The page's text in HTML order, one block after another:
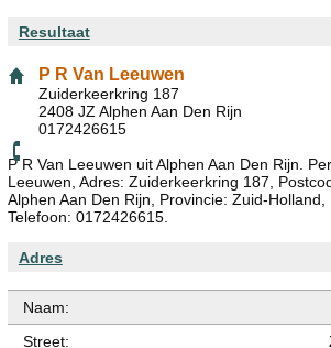
Resultaat
P R Van Leeuwen
Zuiderkeerkring 187
2408 JZ Alphen Aan Den Rijn
0172426615
P R Van Leeuwen uit Alphen Aan Den Rijn.
Leeuwen, Adres: Zuiderkeerkring 187,
Alphen Aan Den Rijn, Provincie: Zuid-Holland,
Telefoon: 0172426615.
Adres
Naam:
Street: